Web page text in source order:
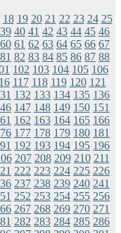
18 19 20 21 22 23 24 25
39 40 41 42 43 44 45 46
60 61 62 63 64 65 66 67
81 82 83 84 85 86 87 88
102 103 104 105 106
117 118 119 120 121
132 133 134 135 136
147 148 149 150 151
162 163 164 165 166
177 178 179 180 181
192 193 194 195 196
207 208 209 210 211
222 223 224 225 226
237 238 239 240 241
252 253 254 255 256
267 268 269 270 271
282 283 284 285 286